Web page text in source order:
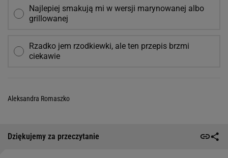
Najlepiej smakują mi w wersji marynowanej albo
grillowanej
Rzadko jem rzodkiewki, ale ten przepis brzmi
ciekawie
Aleksandra Romaszko
Dziękujemy za przeczytanie